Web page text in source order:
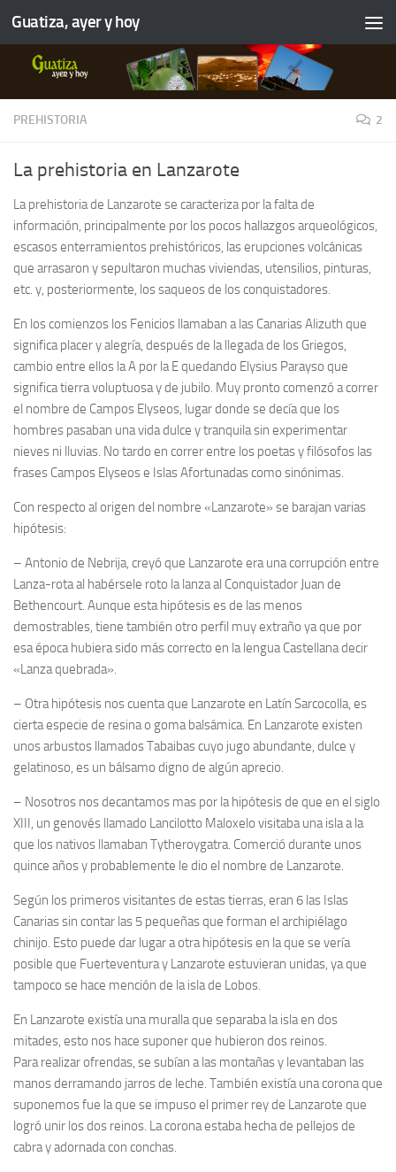
Guatiza, ayer y hoy
PREHISTORIA 2
La prehistoria en Lanzarote
La prehistoria de Lanzarote se caracteriza por la falta de
información, principalmente por los pocos hallazgos arqueológicos,
escasos enterramientos prehistóricos, las erupciones volcánicas
que arrasaron y sepultaron muchas viviendas, utensilios, pinturas,
etc. y, posteriormente, los saqueos de los conquistadores.
En los comienzos los Fenicios llamaban a las Canarias Alizuth que
significa placer y alegría, después de la llegada de los Griegos,
cambio entre ellos la A por la E quedando Elysius Parayso que
significa tierra voluptuosa y de jubilo. Muy pronto comenzó a correr
el nombre de Campos Elyseos, lugar donde se decía que los
hombres pasaban una vida dulce y tranquila sin experimentar
nieves ni lluvias. No tardo en correr entre los poetas y filósofos las
frases Campos Elyseos e Islas Afortunadas como sinónimas.
Con respecto al origen del nombre «Lanzarote» se barajan varias
hipótesis:
– Antonio de Nebrija, creyó que Lanzarote era una corrupción entre
Lanza-rota al habérsele roto la lanza al Conquistador Juan de
Bethencourt. Aunque esta hipótesis es de las menos
demostrables, tiene también otro perfil muy extraño ya que por
esa época hubiera sido más correcto en la lengua Castellana decir
«Lanza quebrada».
– Otra hipótesis nos cuenta que Lanzarote en Latín Sarcocolla, es
cierta especie de resina o goma balsámica. En Lanzarote existen
unos arbustos llamados Tabaibas cuyo jugo abundante, dulce y
gelatinoso, es un bálsamo digno de algún aprecio.
– Nosotros nos decantamos mas por la hipótesis de que en el siglo
XIII, un genovés llamado Lancilotto Maloxelo visitaba una isla a la
que los nativos llamaban Tytheroygatra. Comerció durante unos
quince años y probablemente le dio el nombre de Lanzarote.
Según los primeros visitantes de estas tierras, eran 6 las Islas
Canarias sin contar las 5 pequeñas que forman el archipiélago
chinijo. Esto puede dar lugar a otra hipótesis en la que se vería
posible que Fuerteventura y Lanzarote estuvieran unidas, ya que
tampoco se hace mención de la isla de Lobos.
En Lanzarote existía una muralla que separaba la isla en dos
mitades, esto nos hace suponer que hubieron dos reinos.
Para realizar ofrendas, se subían a las montañas y levantaban las
manos derramando jarros de leche. También existía una corona que
suponemos fue la que se impuso el primer rey de Lanzarote que
logró unir los dos reinos. La corona estaba hecha de pellejos de
cabra y adornada con conchas.